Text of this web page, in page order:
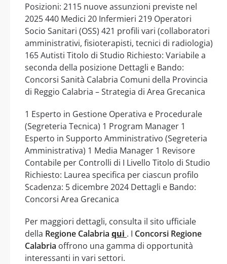
Posizioni: 2115 nuove assunzioni previste nel
2025 440 Medici 20 Infermieri 219 Operatori
Socio Sanitari (OSS) 421 profili vari (collaboratori
amministrativi, fisioterapisti, tecnici di radiologia)
165 Autisti Titolo di Studio Richiesto: Variabile a
seconda della posizione Dettagli e Bando:
Concorsi Sanità Calabria Comuni della Provincia
di Reggio Calabria – Strategia di Area Grecanica
1 Esperto in Gestione Operativa e Procedurale
(Segreteria Tecnica) 1 Program Manager 1
Esperto in Supporto Amministrativo (Segreteria
Amministrativa) 1 Media Manager 1 Revisore
Contabile per Controlli di I Livello Titolo di Studio
Richiesto: Laurea specifica per ciascun profilo
Scadenza: 5 dicembre 2024 Dettagli e Bando:
Concorsi Area Grecanica
Per maggiori dettagli, consulta il sito ufficiale
della Regione Calabria qui . I Concorsi Regione
Calabria offrono una gamma di opportunità
interessanti in vari settori.